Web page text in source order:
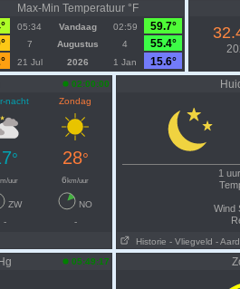
Max-Min Temperatuur °F
05:34 Vandaag 02:59
59.7°
7 Augustus 4
55.4°
21 Jul 2026 1 Jan 15.6°
02:00:00
nacht Zondag
° 28°
uur 6km/uur
ZW
NO
-
-
1
Wind
Historie - Vliegveld -
05:49:17